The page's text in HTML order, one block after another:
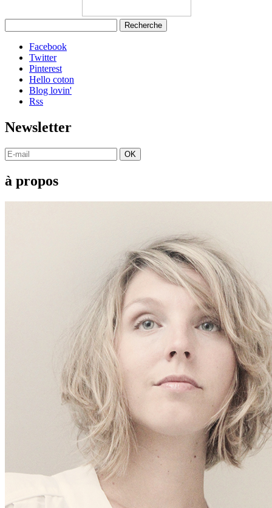
Facebook
Twitter
Pinterest
Hello coton
Blog lovin'
Rss
Newsletter
OK
à propos